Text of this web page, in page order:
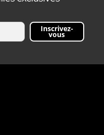
Inscrivez-
vous